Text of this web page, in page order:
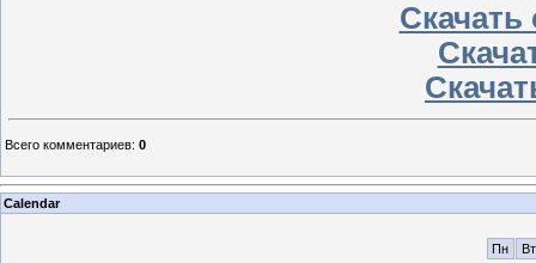
Скачать
Всего комментариев: 0
Calendar
Пн Вт